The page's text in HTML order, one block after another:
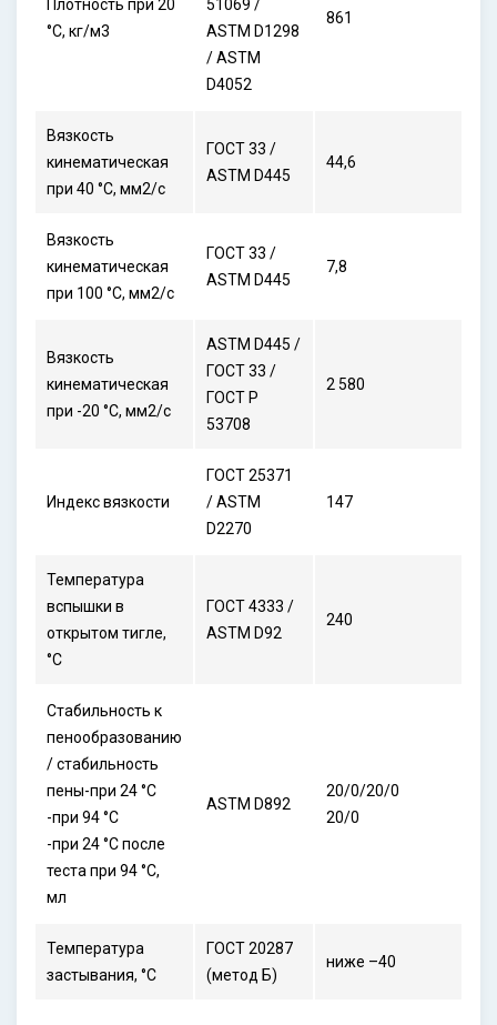
Плотность при 20
°С, кг/м3
51069 /
ASTM D1298
/ ASTM
D4052
861
Вязкость
кинематическая
при 40 °С, мм2/с
ГОСТ 33 /
ASTM D445
44,6
Вязкость
кинематическая
при 100 °С, мм2/с
ГОСТ 33 /
ASTM D445
7,8
Вязкость
кинематическая
при -20 °С, мм2/с
ASTM D445 /
ГОСТ 33 /
ГОСТ Р
53708
2 580
Индекс вязкости
ГОСТ 25371
/ ASTM
D2270
147
Температура
вспышки в
открытом тигле,
°С
ГОСТ 4333 /
ASTM D92
240
Стабильность к
пенообразованию
/ стабильность
пены-при 24 °С
-пpи 94 °С
-при 24 °С после
теста при 94 °С,
мл
ASTM D892
20/0/20/0
20/0
Температура
застывания, °С
ГОСТ 20287
(метод Б)
ниже –40